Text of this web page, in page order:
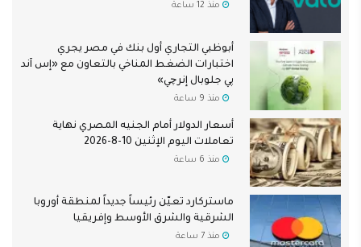
منذ 12 ساعة
أبوظبي التجاري أول بنك في مصر يجري
اختبارات الضغط المناخي بالتعاون مع «إس آند
پي جلوبال إنرچي»
منذ 9 ساعة
أسعار الدولار أمام الجنيه المصري نهاية
تعاملات اليوم الإثنين 10-8-2026
منذ 6 ساعة
ماستركارد تعيّن رئيساً جديداً لمنطقة أوروبا
الشرقية والشرق الأوسط وإفريقيا
منذ 7 ساعة